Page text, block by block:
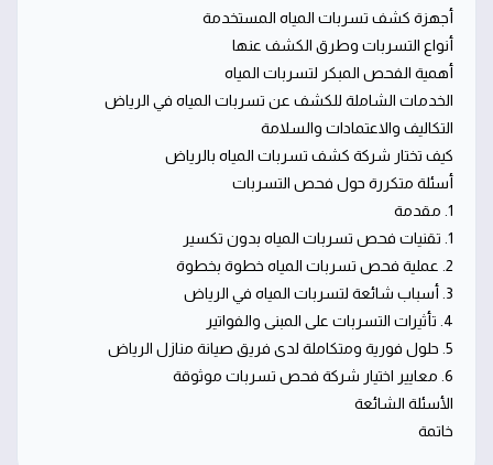
أجهزة كشف تسربات المياه المستخدمة
أنواع التسربات وطرق الكشف عنها
أهمية الفحص المبكر لتسربات المياه
الخدمات الشاملة للكشف عن تسربات المياه في الرياض
التكاليف والاعتمادات والسلامة
كيف تختار شركة كشف تسربات المياه بالرياض
أسئلة متكررة حول فحص التسربات
1. مقدمة
1. تقنيات فحص تسربات المياه بدون تكسير
2. عملية فحص تسربات المياه خطوة بخطوة
3. أسباب شائعة لتسربات المياه في الرياض
4. تأثيرات التسربات على المبنى والفواتير
5. حلول فورية ومتكاملة لدى فريق صيانة منازل الرياض
6. معايير اختيار شركة فحص تسربات موثوقة
الأسئلة الشائعة
خاتمة